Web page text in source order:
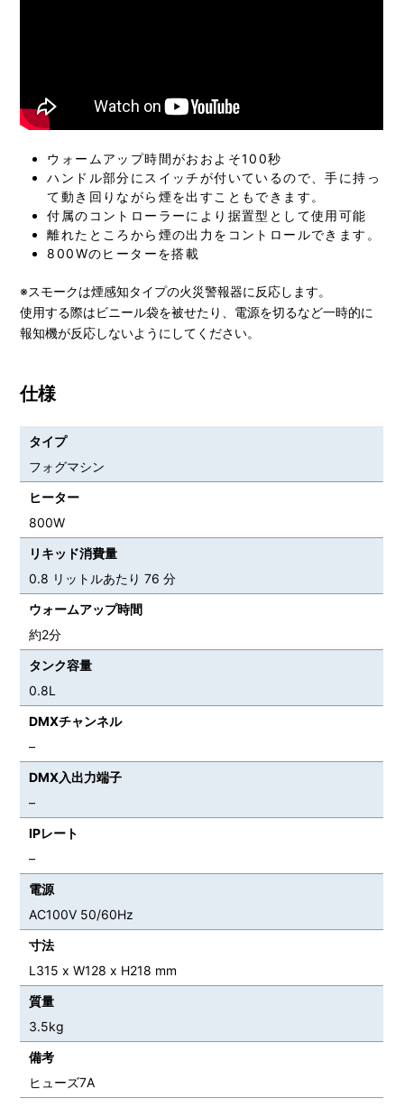
ウォームアップ時間がおおよそ100秒
ハンドル部分にスイッチが付いているので、手に持っ
て動き回りながら煙を出すこともできます。
付属のコントローラーにより据置型として使用可能
離れたところから煙の出力をコントロールできます。
800Wのヒーターを搭載
※スモークは煙感知タイプの火災警報器に反応します。
使用する際はビニール袋を被せたり、電源を切るなど一時的に
報知機が反応しないようにしてください。
仕様
タイプ
フォグマシン
ヒーター
800W
リキッド消費量
0.8 リットルあたり 76 分
ウォームアップ時間
約2分
タンク容量
0.8L
DMXチャンネル
–
DMX入出力端子
–
IPレート
–
電源
AC100V 50/60Hz
寸法
L315 x W128 x H218 mm
質量
3.5kg
備考
ヒューズ7A